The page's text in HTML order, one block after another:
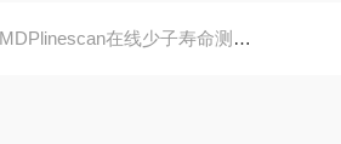
在线少子寿命测试仪